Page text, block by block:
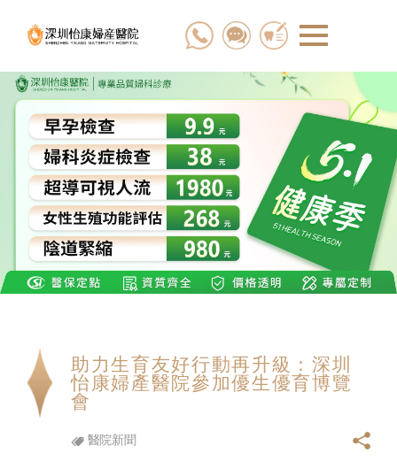
助力生育友好行動再升級：深圳
怡康婦產醫院參加優生優育博覽
會
醫院新聞